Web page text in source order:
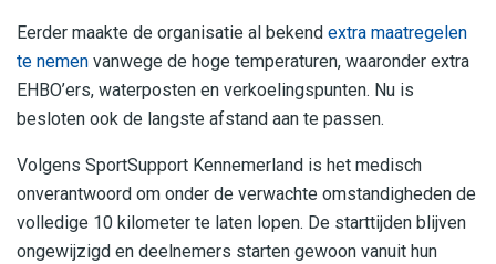
Eerder maakte de organisatie al bekend extra maatregelen
te nemen vanwege de hoge temperaturen, waaronder extra
EHBO’ers, waterposten en verkoelingspunten. Nu is
besloten ook de langste afstand aan te passen.
Volgens SportSupport Kennemerland is het medisch
onverantwoord om onder de verwachte omstandigheden de
volledige 10 kilometer te laten lopen. De starttijden blijven
ongewijzigd en deelnemers starten gewoon vanuit hun